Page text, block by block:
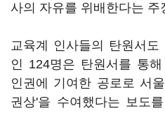
사의 자유를 위배한다는 주
교육계 인사들의 탄원서
인 124명은 탄원서를 통
인권에 기여한 공로로 서
권상'을 수여했다는 보도